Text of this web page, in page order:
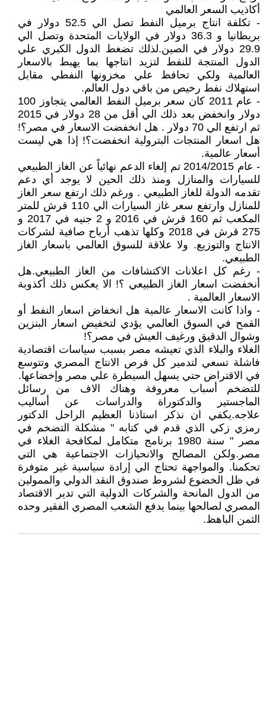
أكاذيب السعر العالمي
- تكلفة انتاج برميل النفط تصل الي 52.5 دولار في
بريطانيا و 36.3 دولار في الولايات المتحدة وتصل الي
29.9 دولار في الصين.لذلك تضغط الدول الكبري علي
الدول المنتجة للنفط لتزيد انتاجها بما يهبط بالاسعار
العالمية ولكي تحافظ علي مخزونها النفطي مقابل
استهلاك نفط رخيص من باقي دول العالم.
- عام 2011 كان سعر برميل النفط العالمي يتجاوز 100
دولار وانخفض بعد ذلك الي أقل من 28 دولار في 2015
ثم ارتفع الي 70 دولار . هل انخفضت الاسعار في مصر؟!
هل اسعار المنتجات البترولية انخفضت؟! إذا هي ليست
أسعار عالمية.
- عام 2014/2015 تم إلغاء الدعم نهائياً عن الغاز الطبيعي
للسيارات والمنازل ومنذ ذلك الحين لا يوجد أي دعم
تقدمه الدولة للغاز الطبيعي . ورغم ذلك ارتفع سعر الغاز
للمنازل وارتفع سعر غاز السيارات الي 110 قرش للمتر
المكعب ثم 160 قرش في 2016 و 2 جنيه في 2017 و
275 قرش في 2018 وكلها تذهب أرباح صافية لشركات
الانتاج والتوزيع. ولا علاقة للسوق العالمي باسعار الغاز
الطبيعي.
- رغم كل اعلانات الاكتشافات من الغاز الطبيعي.هل
أنخفضت اسعار الغاز الطبيعي ؟! الا يعكس ذلك أكذوبة
الاسعار العالمية .
- واذا كانت الاسعار عالمية هل انخفاض اسعار النفط أو
القمح في السوق العالمي يؤدي لتخفيض اسعار البنزين
وشوال الدقيق ورغيف العيش في مصر؟!
الغلاء والبلاء الذي تعيشه مصر بسبب سياسات اقتصادية
فاشلة تسعي لتدمير كل فرص الانتاج المصري وتتوسع
في الاقتراض حتي يسهل السيطرة علي مصر وإخضاعها.
للتضخم أسباب معروفة وهناك الاف من رسائل
الماجستير والدكتوراة والدراسات عن أساليب
علاجه.يكفي ان نذكر استاذنا العظيم الراحل الدكتور
رمزي زكي الذي قدم في كتابه " مشكلة التضخم في
مصر " سنة 1980 برنامج متكامل لمكافحة الغلاء في
مصر.ولكن المصالح والانحيازات الاجتماعية هي التي
تحكمنا. والمواجهة تحتاج الي إرادة سياسية غير متوفرة
في ظل الخضوع لشروط صندوق النقد الدولي والممولين
من الدول المانحة والشركات الدولية التي تدير الاقتصاد
المصري لصالحها بينما يدفع الشعب المصري الفقير وحده
الثمن الباهظ.